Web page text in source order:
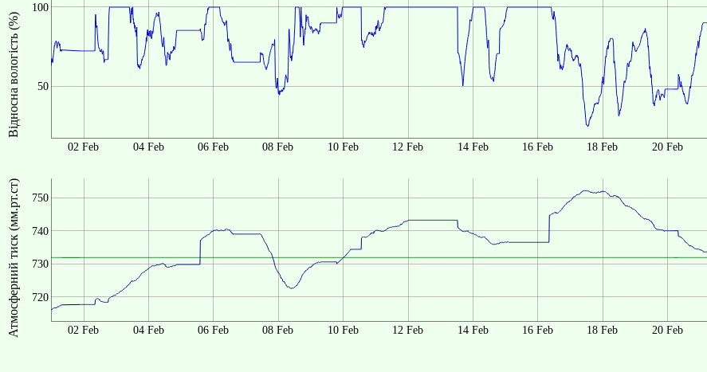
Відносна вологість (%) 50
100
02 Feb 04 Feb 06 Feb 08 Feb 10 Feb 12 Feb 14 Feb 16 Feb 18 Feb 20 Feb
Атмосферний тиск (мм.рт.ст) 720
730
740
750
02 Feb 04 Feb 06 Feb 08 Feb 10 Feb 12 Feb 14 Feb 16 Feb 18 Feb 20 Feb